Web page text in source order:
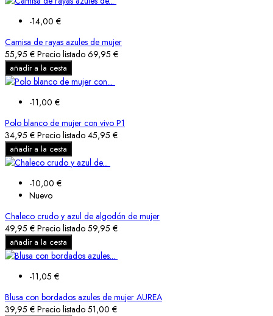
-14,00 €
Camisa de rayas azules de mujer
55,95 € Precio listado 69,95 €
añadir a la cesta
-11,00 €
Polo blanco de mujer con vivo P1
34,95 € Precio listado 45,95 €
añadir a la cesta
-10,00 €
Nuevo
Chaleco crudo y azul de algodón de mujer
49,95 € Precio listado 59,95 €
añadir a la cesta
-11,05 €
Blusa con bordados azules de mujer AUREA
39,95 € Precio listado 51,00 €